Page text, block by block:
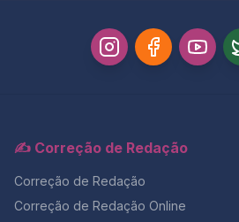
✍️ Correção de Redação
Correção de Redação
Correção de Redação Online